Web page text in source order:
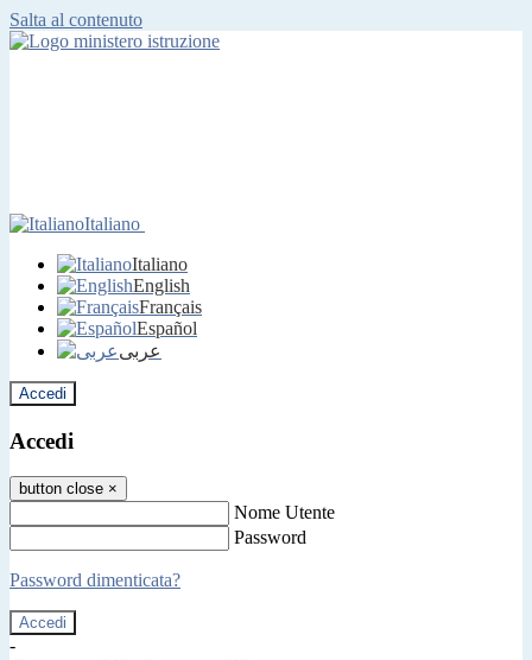
Salta al contenuto
Italiano
Italiano
English
Français
Español
عربى
Accedi
Accedi
button close ×
Nome Utente
Password
Password dimenticata?
-